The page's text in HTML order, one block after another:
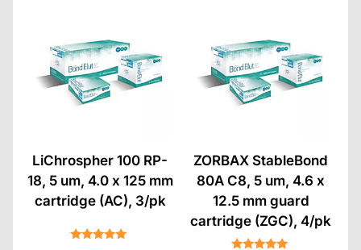
LiChrospher 100 RP-
18, 5 um, 4.0 x 125 mm
cartridge (AC), 3/pk
ZORBAX StableBond
80A C8, 5 um, 4.6 x
12.5 mm guard
cartridge (ZGC), 4/pk